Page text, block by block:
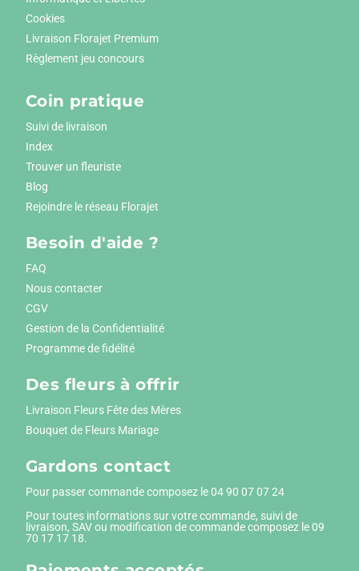
Cookies
Livraison Florajet Premium
Règlement jeu concours
Coin pratique
Suivi de livraison
Index
Trouver un fleuriste
Blog
Rejoindre le réseau Florajet
Besoin d'aide ?
FAQ
Nous contacter
CGV
Gestion de la Confidentialité
Programme de fidélité
Des fleurs à offrir
Livraison Fleurs Fête des Mères
Bouquet de Fleurs Mariage
Gardons contact
Pour passer commande composez le04 90 07 07 24
Pour toutes informations sur votre commande, suivi de
livraison, SAV ou modification de commande composez le 09
70 17 17 18.